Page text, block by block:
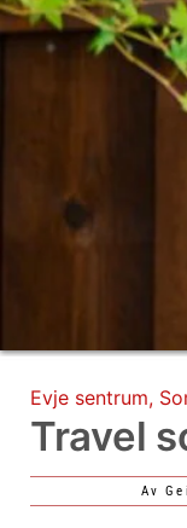
Evje sentrum,
Travel
Av